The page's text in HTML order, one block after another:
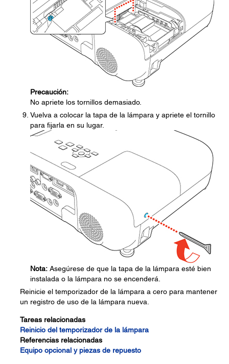
Precaución:
No apriete los tornillos demasiado.
Vuelva a colocar la tapa de la lámpara y apriete el tornillo
para fijarla en su lugar.
Nota: Asegúrese de que la tapa de la lámpara esté bien
instalada o la lámpara no se encenderá.
Reinicie el temporizador de la lámpara a cero para mantener
un registro de uso de la lámpara nueva.
Tareas relacionadas
Reinicio del temporizador de la lámpara
Referencias relacionadas
Equipo opcional y piezas de repuesto